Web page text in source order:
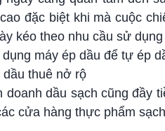
đặc biệt khi mà cuộc
kéo theo nhu cầu sử
máy ép dầu để tự ép
dầu thuê nở rộ
doanh dầu sạch cũng đầy
cửa hàng thực phẩm